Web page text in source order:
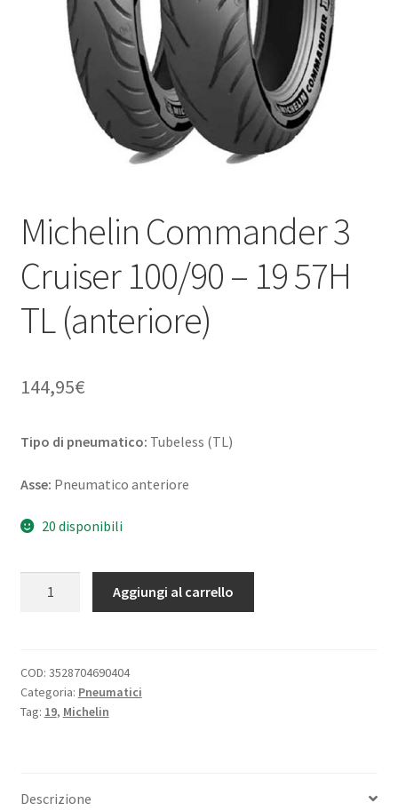
Michelin Commander 3
Cruiser 100/90 – 19 57H
TL (anteriore)
144,95€
Tipo di pneumatico: Tubeless (TL)
Asse: Pneumatico anteriore
20 disponibili
100/90
-
19
quantità
Aggiungi al carrello
COD: 3528704690404
Categoria: Pneumatici
Tag: 19, Michelin
Descrizione